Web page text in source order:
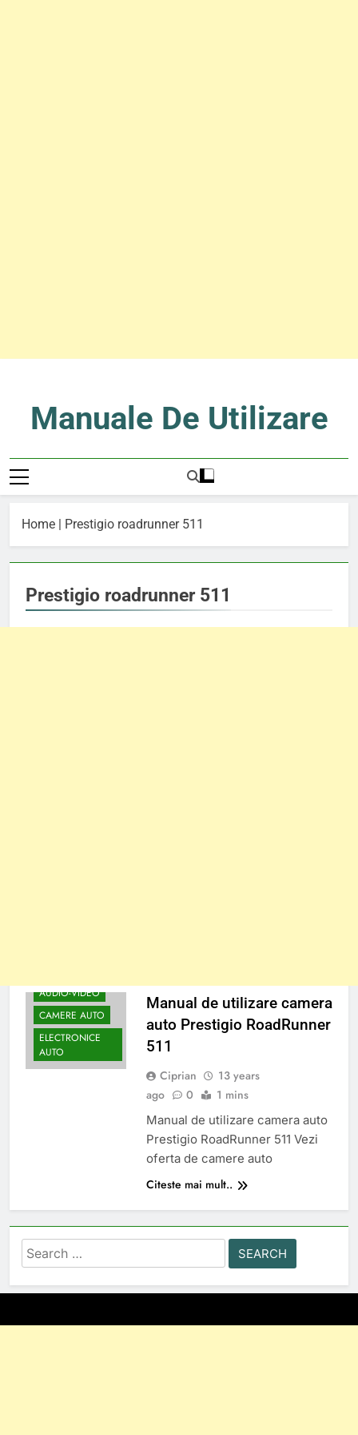
contentManuale De Utilizare
Home | Prestigio roadrunner 511
Prestigio roadrunner 511
AUDIO-VIDEO
CAMERE AUTO
ELECTRONICE
AUTO
Manual de utilizare camera
auto Prestigio RoadRunner
511
Ciprian
13 years
ago
0 1 mins
Manual de utilizare camera auto
Prestigio RoadRunner 511 Vezi
oferta de camere auto
Citeste mai mult..
Search
for: